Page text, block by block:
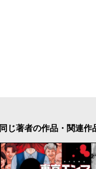
同じ著者の作品・関連作